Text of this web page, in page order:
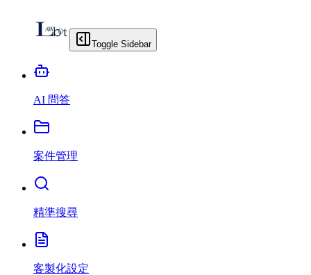
Toggle Sidebar
AI 問答
案件管理
精準搜尋
客製化設定